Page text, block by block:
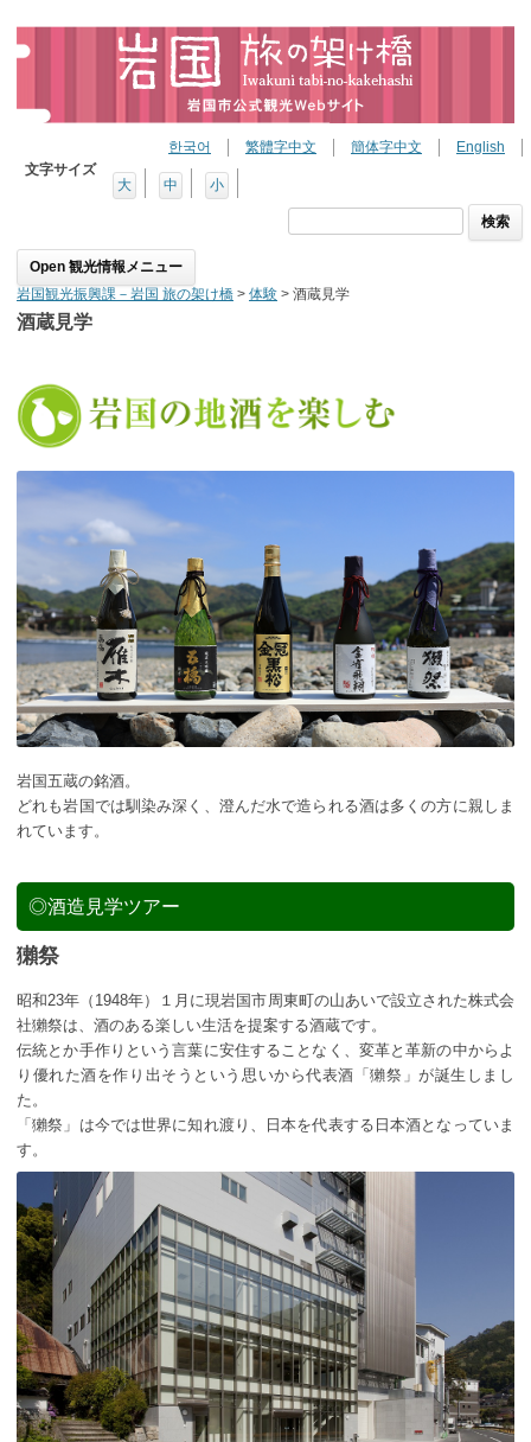
English
簡体字中文
繁體字中文
한국어
文字サイズ
小
中
大
検
Skip to content
岩国観光振興課－岩国 旅の架け橋 > 体験 > 酒蔵見学
酒蔵見学
岩国五蔵の銘酒。
どれも岩国では馴染み深く、澄んだ水で造られる酒は多くの方に親しま
れています。
◎酒造見学ツアー
獺祭
昭和23年（1948年）１月に現岩国市周東町の山あいで設立された株式会
社獺祭は、酒のある楽しい生活を提案する酒蔵です。
伝統とか手作りという言葉に安住することなく、変革と革新の中からよ
り優れた酒を作り出そうという思いから代表酒「獺祭」が誕生しまし
た。
「獺祭」は今では世界に知れ渡り、日本を代表する日本酒となっていま
す。